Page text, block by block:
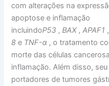
com alterações na
apoptose e inflamação
incluindoP53 ,BAX,APAF1
8 e TNF-α , o tratamento
morte das células
inflamação. Além disso,
portadores de tumores